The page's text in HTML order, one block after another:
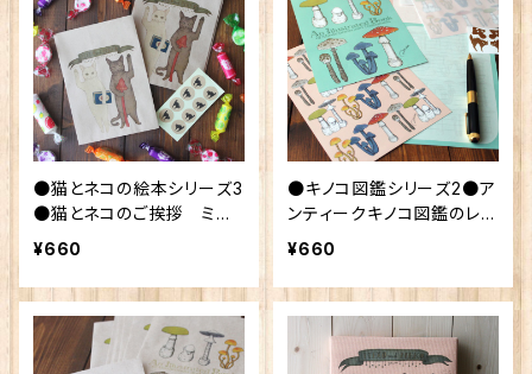
●猫とネコの絵本シリーズ3
●猫とネコのご挨拶 ミニ
ラッピング袋
¥660
●キノコ図鑑シリーズ2●ア
ンティークキノコ図鑑のレタ
ーセット
¥660